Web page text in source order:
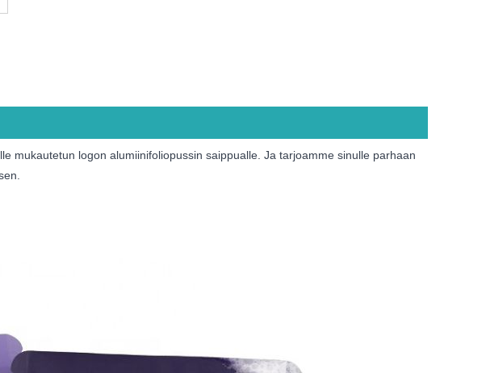
mukautetun logon alumiinifoliopussin saippualle. Ja tarjoamme sinulle parhaan